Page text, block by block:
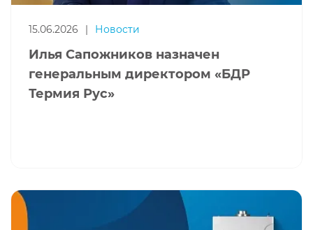
15.06.2026 | Новости
Илья Сапожников назначен
генеральным директором «БДР
Термия Рус»